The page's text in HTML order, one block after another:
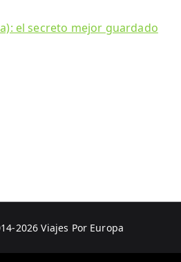
el secreto mejor guardado
2026Viajes Por Europa